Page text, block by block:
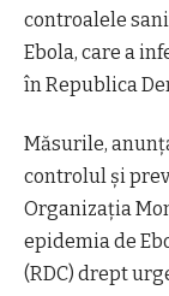
controalele
Ebola, care a
în Republica
Măsurile,
controlul şi
Organizaţia
epidemia de
(RDC) drept